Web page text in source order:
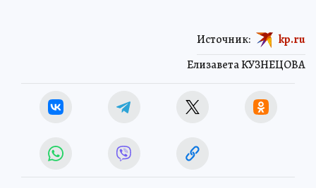
Елизавета КУЗНЕЦОВА
Источник: kp.ru